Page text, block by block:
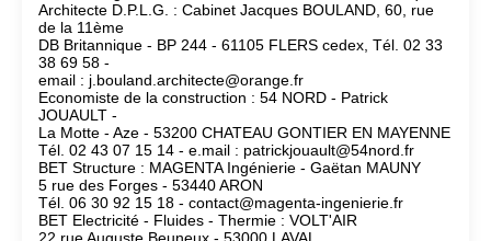
Architecte D.P.L.G. : Cabinet Jacques BOULAND, 60, rue
de la 11ème
DB Britannique - BP 244 - 61105 FLERS cedex, Tél. 02 33
38 69 58 -
email : j.bouland.architecte@orange.fr
Economiste de la construction : 54 NORD - Patrick
JOUAULT -
La Motte - Aze - 53200 CHATEAU GONTIER EN MAYENNE
Tél. 02 43 07 15 14 - e.mail : patrickjouault@54nord.fr
BET Structure : MAGENTA Ingénierie - Gaëtan MAUNY
5 rue des Forges - 53440 ARON
Tél. 06 30 92 15 18 - contact@magenta-ingenierie.fr
BET Electricité - Fluides - Thermie : VOLT'AIR